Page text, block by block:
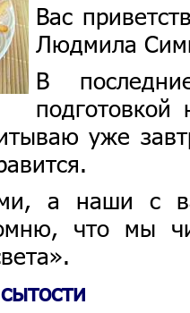
Вас
Людмила
В
уже
а наши с
что мы